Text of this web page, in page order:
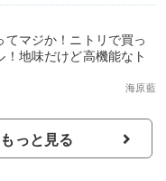
てマジか！ニトリで買っ
！地味だけど高機能なト
海原藍
っと見る